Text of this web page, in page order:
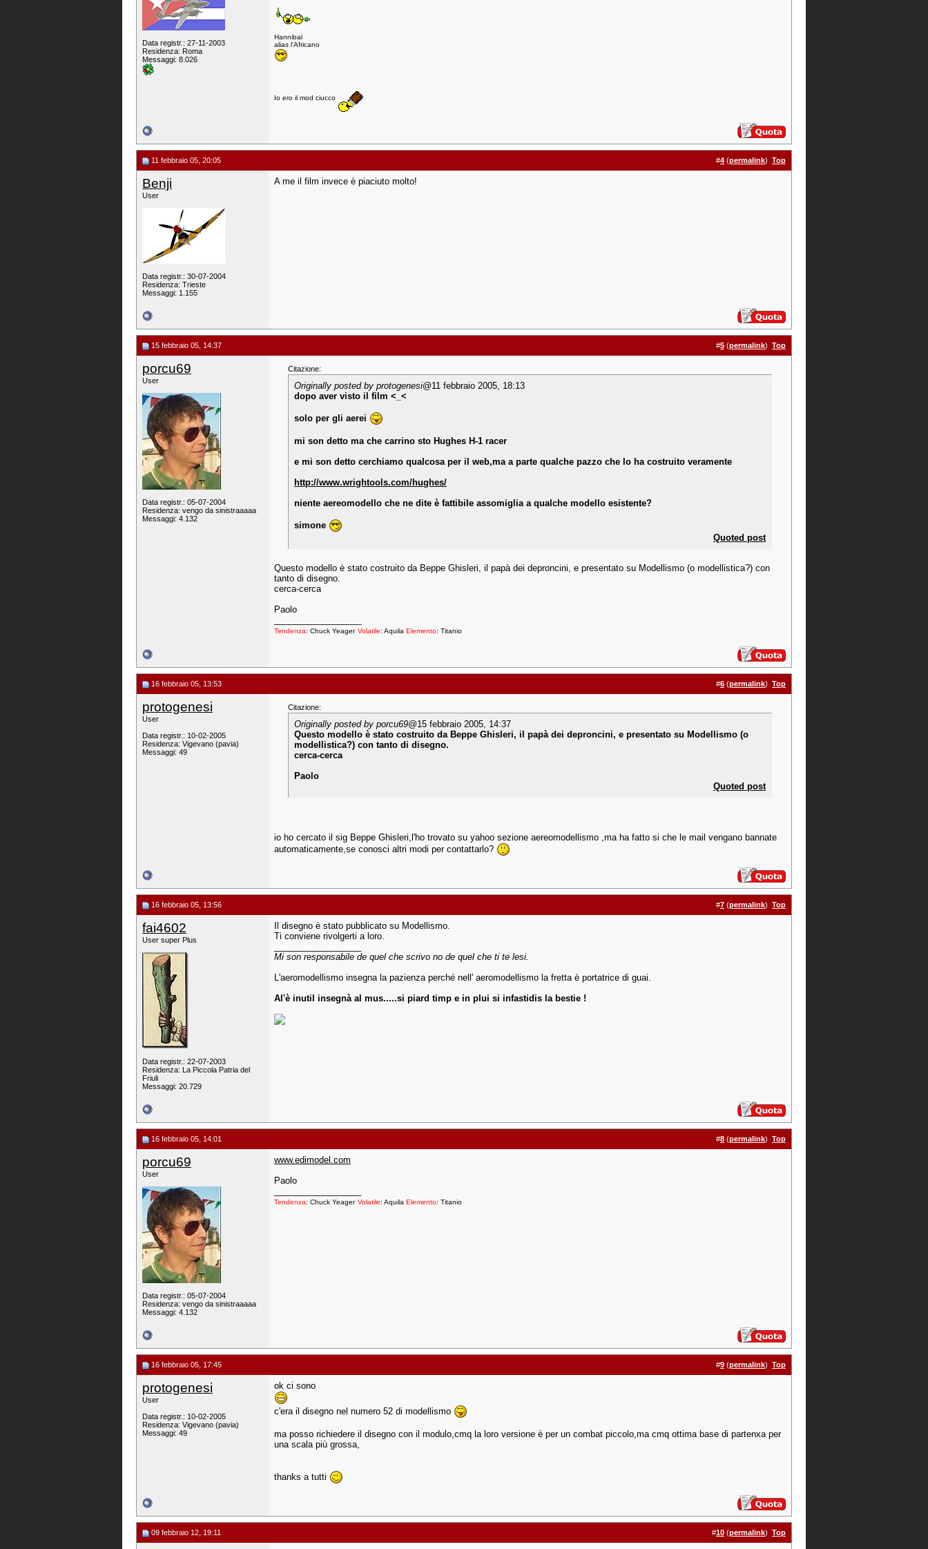
Data registr.: 27-11-2003
Residenza: Roma
Messaggi: 8.026
Hannibal
alias l'Africano
Io ero il mod ciucco
11 febbraio 05, 20:05 #4 (permalink) Top
Benji
User
Data registr.: 30-07-2004
Residenza: Trieste
Messaggi: 1.155
A me il film invece è piaciuto molto!
15 febbraio 05, 14:37 #5 (permalink) Top
porcu69
User
Data registr.: 05-07-2004
Residenza: vengo da sinistraaaaa
Messaggi: 4.132
Citazione:
Originally posted by protogenesi@11 febbraio 2005, 18:13
dopo aver visto il film <_<
solo per gli aerei
mi son detto ma che carrino sto Hughes H-1 racer
e mi son detto cerchiamo qualcosa per il web,ma a parte qualche pazzo che lo ha costruito veramente
http://www.wrightools.com/hughes/
niente aereomodello che ne dite è fattibile assomiglia a qualche modello esistente?
simone
Quoted post
Questo modello è stato costruito da Beppe Ghisleri, il papà dei deproncini, e presentato su Modellismo (o modellistica?) con
tanto di disegno.
cerca-cerca
Paolo
Tendenza: Chuck Yeager Volatile: Aquila Elemento: Titanio
16 febbraio 05, 13:53 #6 (permalink) Top
protogenesi
User
Data registr.: 10-02-2005
Residenza: Vigevano (pavia)
Messaggi: 49
Citazione:
Originally posted by porcu69@15 febbraio 2005, 14:37
Questo modello è stato costruito da Beppe Ghisleri, il papà dei deproncini, e presentato su Modellismo (o
modellistica?) con tanto di disegno.
cerca-cerca
Paolo
Quoted post
io ho cercato il sig Beppe Ghisleri,l'ho trovato su yahoo sezione aereomodellismo ,ma ha fatto si che le mail vengano bannate
automaticamente,se conosci altri modi per contattarlo?
16 febbraio 05, 13:56 #7 (permalink) Top
fai4602
User super Plus
Data registr.: 22-07-2003
Residenza: La Piccola Patria del
Friuli
Messaggi: 20.729
Il disegno è stato pubblicato su Modellismo.
Ti conviene rivolgerti a loro.
Mi son responsabile de quel che scrivo no de quel che ti te lesi.
L'aeromodellismo insegna la pazienza perché nell' aeromodellismo la fretta è portatrice di guai.
Al'è inutil insegnà al mus.....si piard timp e in plui si infastidis la bestie !
16 febbraio 05, 14:01 #8 (permalink) Top
porcu69
User
Data registr.: 05-07-2004
Residenza: vengo da sinistraaaaa
Messaggi: 4.132
www.edimodel.com
Paolo
Tendenza: Chuck Yeager Volatile: Aquila Elemento: Titanio
16 febbraio 05, 17:45 #9 (permalink) Top
protogenesi
User
Data registr.: 10-02-2005
Residenza: Vigevano (pavia)
Messaggi: 49
ok ci sono
c'era il disegno nel numero 52 di modellismo
ma posso richiedere il disegno con il modulo,cmq la loro versione è per un combat piccolo,ma cmq ottima base di partenxa per
una scala più grossa,
thanks a tutti
09 febbraio 12, 19:11 #10 (permalink) Top